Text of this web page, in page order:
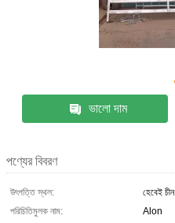
ভালো দাম
পণ্যের বিবরণ
উৎপত্তি স্থল:
হেবেই চীন
পরিচিতিমুলক নাম:
Alon